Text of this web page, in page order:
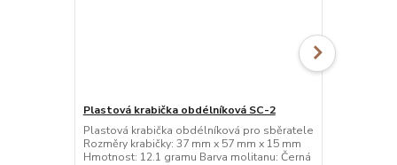
Plastová krabička obdélníková SC-2
Plastová krabička obdélníková pro sběratele
Rozměry krabičky: 37 mm x 57 mm x 15 mm
Hmotnost: 12.1 gramu Barva molitanu: Černá